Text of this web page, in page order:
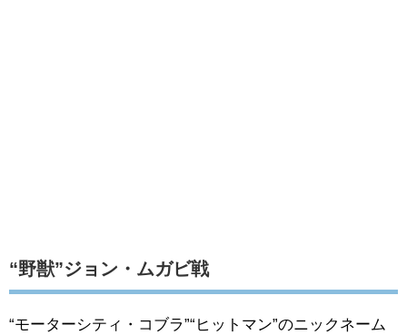
“野獣”ジョン・ムガビ戦
“モーターシティ・コブラ”“ヒットマン”のニックネーム